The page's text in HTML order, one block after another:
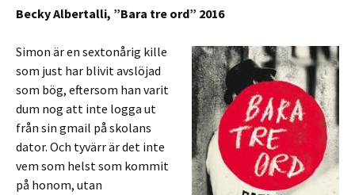
Becky Albertalli, ”Bara tre ord” 2016
Simon är en sextonårig kille
som just har blivit avslöjad
som bög, eftersom han varit
dum nog att inte logga ut
från sin gmail på skolans
dator. Och tyvärr är det inte
vem som helst som kommit
på honom, utan